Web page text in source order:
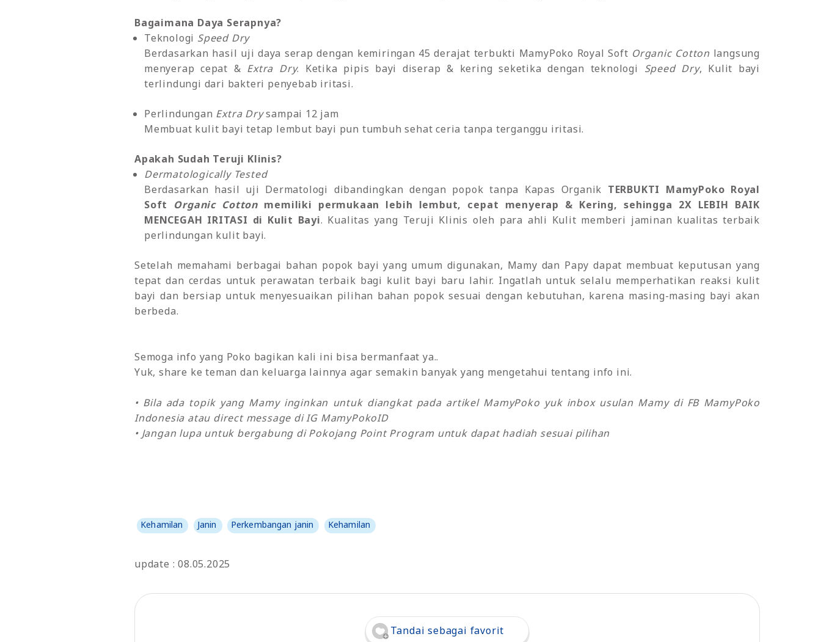
Bagaimana Daya Serapnya?
Teknologi Speed Dry
Berdasarkan hasil uji daya serap dengan kemiringan 45 derajat terbukti MamyPoko Royal Soft Organic Cotton langsung
menyerap cepat & Extra Dry. Ketika pipis bayi diserap & kering seketika dengan teknologi Speed Dry, Kulit bayi
terlindungi dari bakteri penyebab iritasi.
Perlindungan Extra Drysampai 12 jam
Membuat kulit bayi tetap lembut bayi pun tumbuh sehat ceria tanpa terganggu iritasi.
Apakah Sudah Teruji Klinis?
Dermatologically Tested
Berdasarkan hasil uji Dermatologi dibandingkan dengan popok tanpa Kapas Organik TERBUKTI MamyPoko Royal
Soft Organic Cotton memiliki permukaan lebih lembut, cepat menyerap & Kering, sehingga 2X LEBIH BAIK
MENCEGAH IRITASI di Kulit Bayi. Kualitas yang Teruji Klinis oleh para ahli Kulit memberi jaminan kualitas terbaik
perlindungan kulit bayi.
Setelah memahami berbagai bahan popok bayi yang umum digunakan, Mamy dan Papy dapat membuat keputusan yang
tepat dan cerdas untuk perawatan terbaik bagi kulit bayi baru lahir. Ingatlah untuk selalu memperhatikan reaksi kulit
bayi dan bersiap untuk menyesuaikan pilihan bahan popok sesuai dengan kebutuhan, karena masing-masing bayi akan
berbeda.
Semoga info yang Poko bagikan kali ini bisa bermanfaat ya..
Yuk, share ke teman dan keluarga lainnya agar semakin banyak yang mengetahui tentang info ini.
• Bila ada topik yang Mamy inginkan untuk diangkat pada artikel MamyPoko yuk inbox usulan Mamy di FB MamyPoko
Indonesia atau direct message di IG MamyPokoID
• Jangan lupa untuk bergabung di Pokojang Point Program untuk dapat hadiah sesuai pilihan
Kehamilan Janin Perkembangan janin Kehamilan
update : 08.05.2025
Tandai sebagai favorit